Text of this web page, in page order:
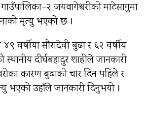
जयवागेश्वरीको माटेसागुमा
मृत्यु भएको छ ।
वर्षीया सौरादेवी बुढा र ६२ वर्षीय
दीर्घबहादुर शाहीले जानकारी
कारण बुढाको चार दिन पहिले र
भएको उहाँले जानकारी दिनुभयो ।